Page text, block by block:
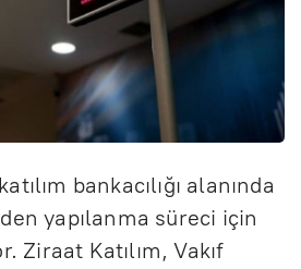
bankacılığı alanında
yapılanma süreci için
Ziraat Katılım, Vakıf